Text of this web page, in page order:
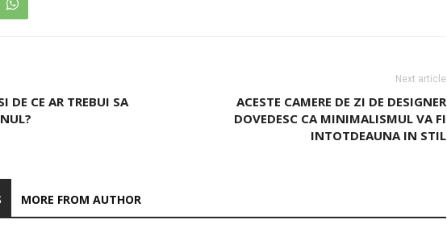
DE CE AR TREBUI SA
Next article
ACESTE CAMERE DE ZI DE DESIGNER
DOVEDESC CA MINIMALISMUL VA FI
INTOTDEAUNA IN STIL
MORE FROM AUTHOR